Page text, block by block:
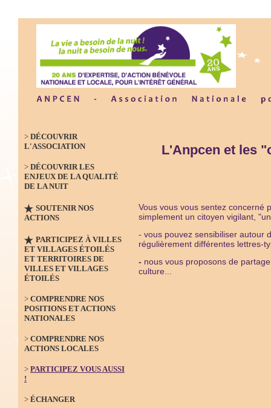
> DÉCOUVRIR
L'ASSOCIATION
> DÉCOUVRIR LES
ENJEUX DE LA QUALITÉ
DE LA NUIT
SOUTENIR NOS
ACTIONS
PARTICIPEZ À VILLES
ET VILLAGES ÉTOILÉS
ET TERRITOIRES DE
VILLES ET VILLAGES
ÉTOILÉS
> COMPRENDRE NOS
POSITIONS ET ACTIONS
NATIONALES
> COMPRENDRE NOS
ACTIONS LOCALES
> PARTICIPEZ VOUS AUSSI
!
> ÉCHANGER
L'Anpcen et les
Vous vous vous sentez concerné
simplement un citoyen vigilant,
- vous pouvez sensibiliser autour
régulièrement différentes lettres-
- nous vous proposons de
culture...